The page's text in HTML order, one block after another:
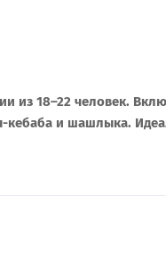
18–22 человек.
кебаба и шашлыка.